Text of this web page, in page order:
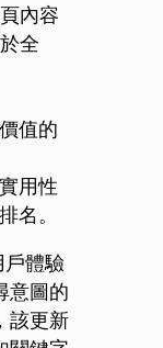
內容
全
值的
用性
名。
戶體驗
意圖的
該更新